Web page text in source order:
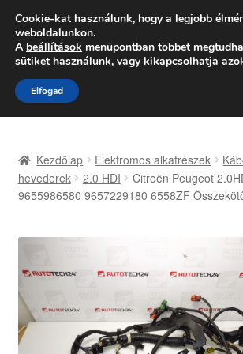
SZÁLLÍTÁS 2618
Hétfő-Péntek 9:00–16:0006
Ugrás
a
navigációhoz
Kilépés
a
tartalomba
Adatvédelmi irányelvek
Kifizetések
Panasz
Kezdőlap Elektromos alkatrészek
hevederek
2.0 HDI
Citroën Peugeot
9655986580 9657229180 6558ZF
Cookie-kat használunk, hogy a legjobb
weboldalunkon.
A beállítások menüpontban többet
sütiket használunk, vagy kikapcsolhatja
Elfogad